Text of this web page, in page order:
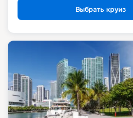
Выбрать круиз